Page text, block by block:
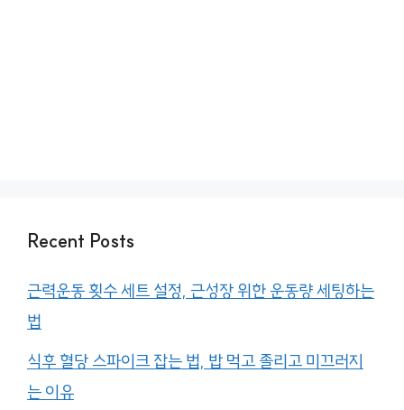
Recent Posts
근력운동 횟수 세트 설정, 근성장 위한 운동량 세팅하는
법
식후 혈당 스파이크 잡는 법, 밥 먹고 졸리고 미끄러지
는 이유